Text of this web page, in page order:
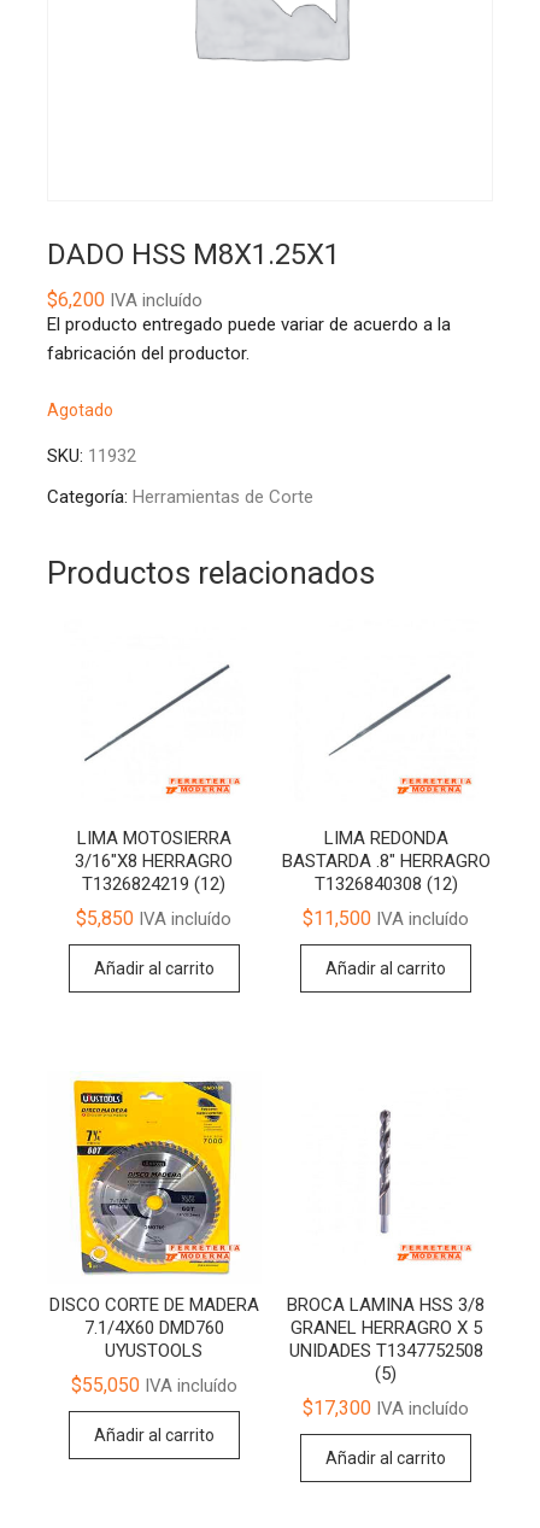
DADO HSS M8X1.25X1
$6,200IVA incluído
El producto entregado puede variar de acuerdo a la
fabricación del productor.
Agotado
SKU: 11932
Categoría: Herramientas de Corte
Productos relacionados
LIMA MOTOSIERRA
3/16″X8 HERRAGRO
T1326824219 (12)
$5,850 IVA incluído
Añadir al carrito
LIMA REDONDA
BASTARDA .8″ HERRAGRO
T1326840308 (12)
$11,500 IVA incluído
Añadir al carrito
DISCO CORTE DE MADERA
7.1/4X60 DMD760
UYUSTOOLS
$55,050IVA incluído
Añadir al carrito
BROCA LAMINA HSS 3/8
GRANEL HERRAGRO X 5
UNIDADES T1347752508
(5)
$17,300 IVA incluído
Añadir al carrito